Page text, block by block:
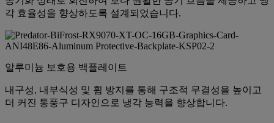
각 효율성을 향상하도록 설계되었습니다.
알루미늄 보호용 백플레이트
내구성, 내부식성 및 휨 방지를 통해 구조적 무결성을 높이고
더 커진 통풍구 디자인으로 냉각 능력을 향상합니다.